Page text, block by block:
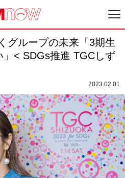
グループの未来「3期生
」< SDGs推進 TGCしず
2023.02.01